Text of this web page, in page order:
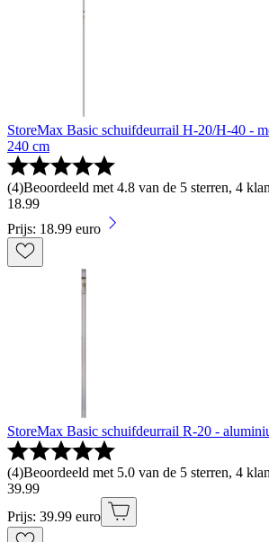
StoreMax Basic schuifdeurrail H-20/H-40 -
240 cm
(4)Beoordeeld met 4.8 van de 5 sterren, 4
18.99
Prijs: 18.99 euro
StoreMax Basic schuifdeurrail R-20 -
(4)Beoordeeld met 5.0 van de 5 sterren, 4
39.99
Prijs: 39.99 euro